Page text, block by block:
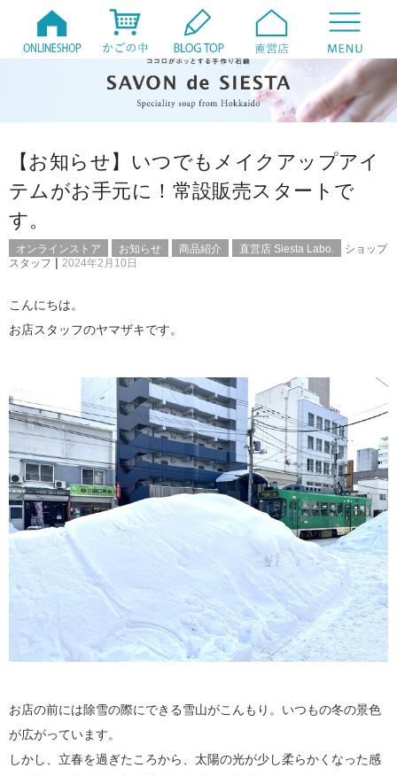
【お知らせ】いつでもメイクアップアイ
テムがお手元に！常設販売スタートで
す。
オンラインストア お知らせ 商品紹介 直営店 Siesta Labo.
ショップ
スタッフ | 2024年2月10日
こんにちは。
お店スタッフのヤマザキです。
お店の前には除雪の際にできる雪山がこんもり。いつもの冬の景色
が広がっています。
しかし、立春を過ぎたころから、太陽の光が少し柔らかくなった感